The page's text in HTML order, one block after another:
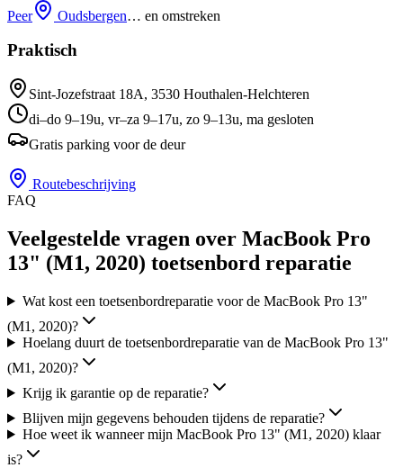
Peer Oudsbergen… en omstreken
Praktisch
Sint-Jozefstraat 18A, 3530 Houthalen-Helchteren
di–do 9–19u, vr–za 9–17u, zo 9–13u, ma gesloten
Gratis parking voor de deur
Routebeschrijving
FAQ
Veelgestelde vragen over MacBook Pro
13" (M1, 2020) toetsenbord reparatie
Wat kost een toetsenbordreparatie voor de MacBook Pro 13"
(M1, 2020)?
Hoelang duurt de toetsenbordreparatie van de MacBook Pro 13"
(M1, 2020)?
Krijg ik garantie op de reparatie?
Blijven mijn gegevens behouden tijdens de reparatie?
Hoe weet ik wanneer mijn MacBook Pro 13" (M1, 2020) klaar
is?